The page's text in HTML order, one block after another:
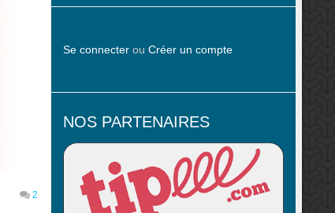
2
Se connecterou Créer un compte
NOS PARTENAIRES